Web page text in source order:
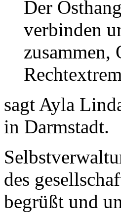
Der
verbinden
zusammen,
sagt Ayla
in Darmstadt.
des
begrüßt und